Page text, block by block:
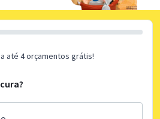
até 4 orçamentos grátis!